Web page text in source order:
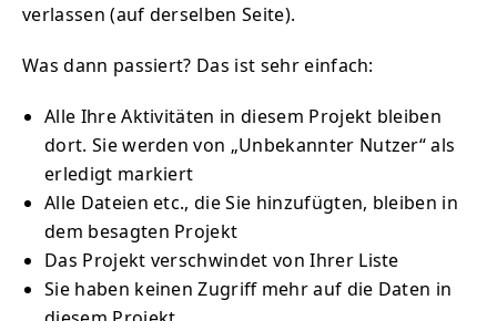
verlassen (auf derselben Seite).
Was dann passiert? Das ist sehr einfach:
Alle Ihre Aktivitäten in diesem Projekt bleiben
dort. Sie werden von „Unbekannter Nutzer“ als
erledigt markiert
Alle Dateien etc., die Sie hinzufügten, bleiben in
dem besagten Projekt
Das Projekt verschwindet von Ihrer Liste
Sie haben keinen Zugriff mehr auf die Daten in